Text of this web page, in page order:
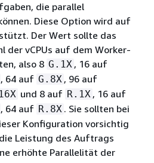
die parallel
Diese Option wird auf
Der Wert sollte das
der vCPUs auf dem Worker-
also 8 G.1X , 16 auf
, 64 auf G.8X , 96 auf
und 8 auf R.1X , 16 auf
, 64 auf R.8X . Sie sollten bei
Konfiguration vorsichtig
Leistung des Auftrags
erhöhte Parallelität der